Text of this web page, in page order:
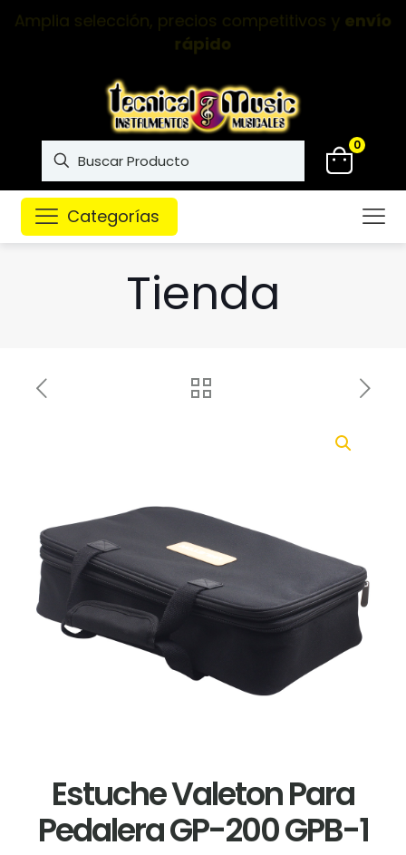
Instrumentos musicales dealta calidad
Categorías
Tienda
Estuche Valeton Para
Pedalera GP-200 GPB-1